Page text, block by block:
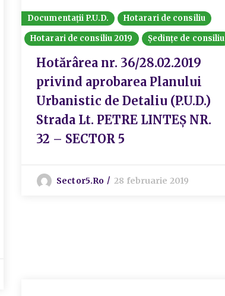
Documentații P.U.D.
Hotarari de consiliu
Hotarari de consiliu 2019
Ședințe de consiliu
Hotărârea nr. 36/28.02.2019
privind aprobarea Planului
Urbanistic de Detaliu (P.U.D.)
Strada Lt. PETRE LINTEȘ NR.
32 – SECTOR 5
Sector5.ro 28 februarie 2019